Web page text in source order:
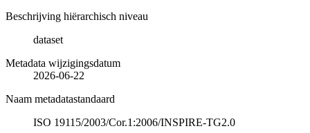
Beschrijving hiërarchisch niveau
dataset
Metadata wijzigingsdatum
2026-06-22
Naam metadatastandaard
ISO 19115/2003/Cor.1:2006/INSPIRE-TG2.0